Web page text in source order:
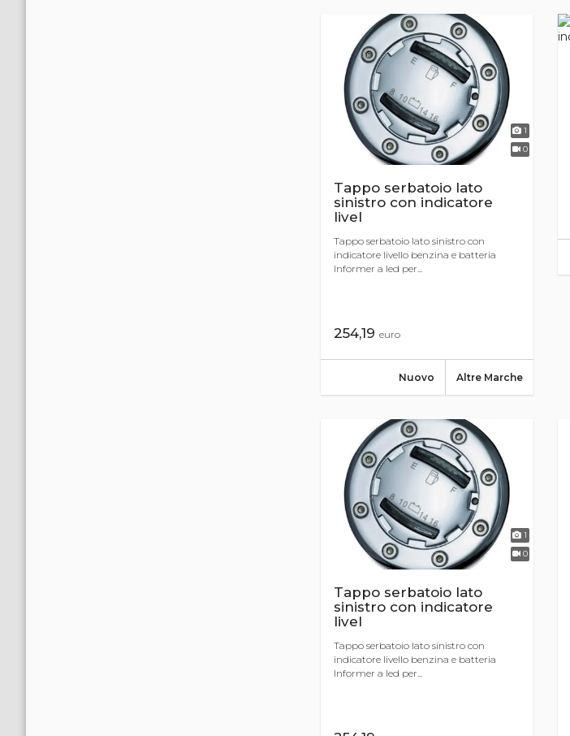
1
0
Tappo serbatoio lato
sinistro con indicatore
livel
Tappo serbatoio lato sinistro con
indicatore livello benzina e batteria
Informer a led per...
254,19 euro
Altre Marche
Nuovo
1
0
Tappo serbatoio lato
sinistro con indicatore
livel
Tappo serbatoio lato sinistro con
indicatore livello benzina e batteria
Informer a led per...